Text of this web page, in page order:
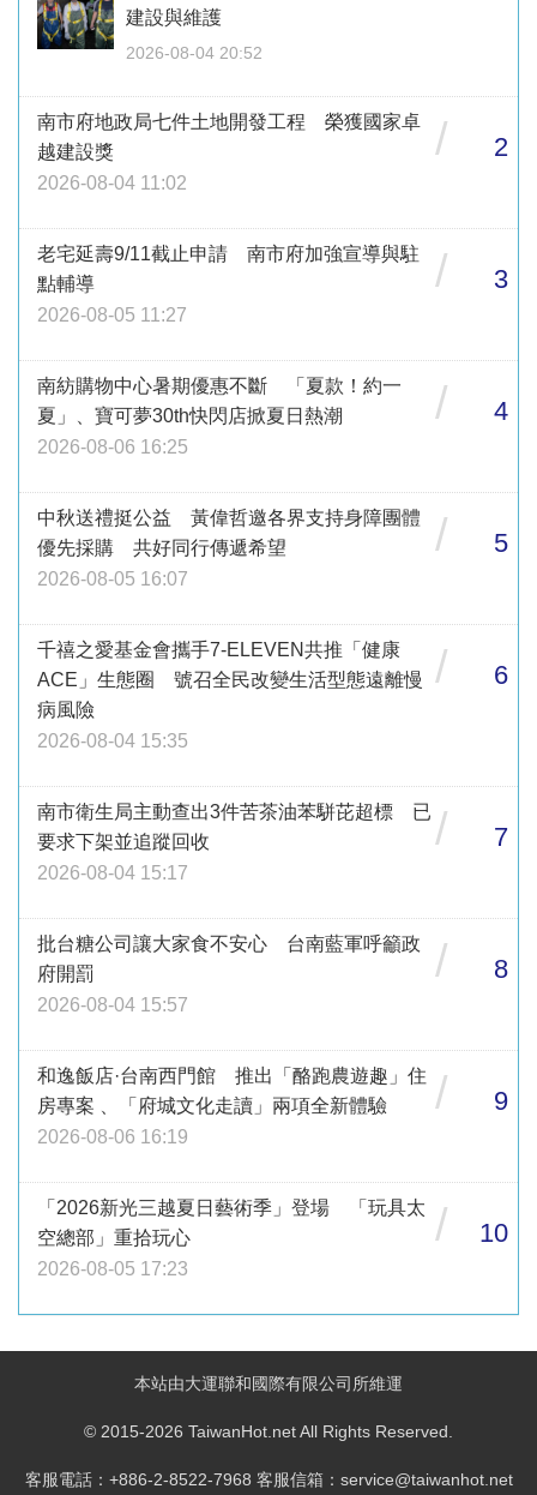
建設與維護
2026-08-04 20:52
南市府地政局七件土地開發工程 榮獲國家卓
越建設獎
2026-08-04 11:02
/ 2
老宅延壽9/11截止申請 南市府加強宣導與駐
點輔導
2026-08-05 11:27
/ 3
南紡購物中心暑期優惠不斷 「夏款！約一
夏」、寶可夢30th快閃店掀夏日熱潮
2026-08-06 16:25
/ 4
中秋送禮挺公益 黃偉哲邀各界支持身障團體
優先採購 共好同行傳遞希望
2026-08-05 16:07
/ 5
千禧之愛基金會攜手7-ELEVEN共推「健康
ACE」生態圈 號召全民改變生活型態遠離慢
病風險
2026-08-04 15:35
/ 6
南市衛生局主動查出3件苦茶油苯駢芘超標 已
要求下架並追蹤回收
2026-08-04 15:17
/ 7
批台糖公司讓大家食不安心 台南藍軍呼籲政
府開罰
2026-08-04 15:57
/ 8
和逸飯店·台南西門館 推出「酪跑農遊趣」住
房專案 、「府城文化走讀」兩項全新體驗
2026-08-06 16:19
/ 9
「2026新光三越夏日藝術季」登場 「玩具太
空總部」重拾玩心
2026-08-05 17:23
/ 10
本站由大運聯和國際有限公司所維運
© 2015-2026 TaiwanHot.net All Rights Reserved.
客服電話：+886-2-8522-7968 客服信箱：service@taiwanhot.net